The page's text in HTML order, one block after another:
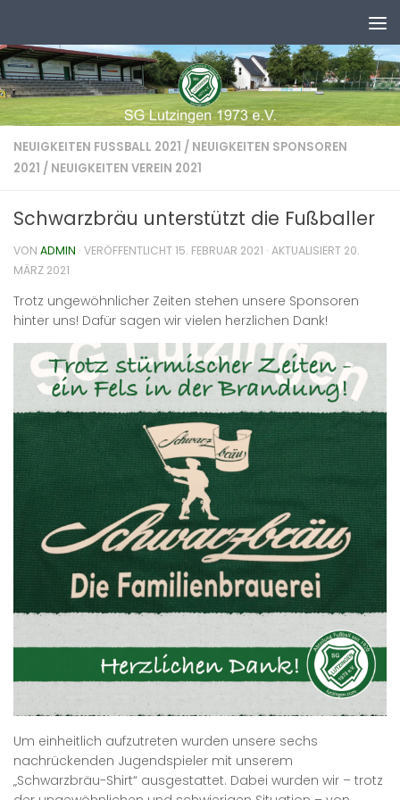
NEUIGKEITEN FUSSBALL 2021 / NEUIGKEITEN SPONSOREN
2021 / NEUIGKEITEN VEREIN 2021
Schwarzbräu unterstützt die Fußballer
VON ADMIN · VERÖFFENTLICHT15. FEBRUAR 2021 · AKTUALISIERT 20.
MÄRZ 2021
Trotz ungewöhnlicher Zeiten stehen unsere Sponsoren
hinter uns! Dafür sagen wir vielen herzlichen Dank!
Um einheitlich aufzutreten wurden unsere sechs
nachrückenden Jugendspieler mit unserem
„Schwarzbräu-Shirt“ ausgestattet. Dabei wurden wir – trotz